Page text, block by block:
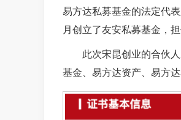
易方达私募基金的法定代
月创立了友安私募基金，担
此次宋昆创业的合伙
基金、易方达资产、易方达